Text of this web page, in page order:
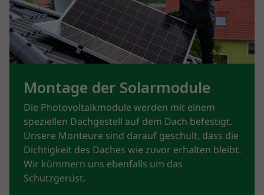
Montage der Solarmodule
Die Photovoltaikmodule werden mit einem
speziellen Dachgestell auf dem Dach befestigt.
Unsere Monteure sind darauf geschult, dass die
Dichtigkeit des Daches wie zuvor erhalten bleibt.
Wir kümmern uns ebenfalls um das
Schutzgerüst.